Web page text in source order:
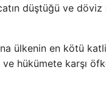
düştüğü ve döviz
ülkenin en kötü
hükümete karşı